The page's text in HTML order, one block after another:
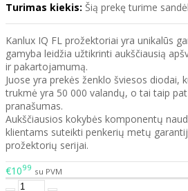
Turimas kiekis: Šią prekę turime
Kanlux IQ FL prožektoriai yra unikalūs
gamyba leidžia užtikrinti aukščiausią
ir pakartojamumą.
Juose yra prekės ženklo šviesos diodai,
trukmė yra 50 000 valandų, o tai taip
pranašumas.
Aukščiausios kokybės komponentų
klientams suteikti penkerių metų
prožektorių serijai.
€1099 su PVM